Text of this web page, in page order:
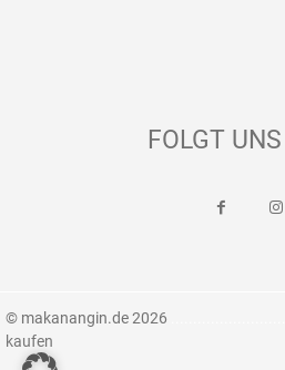
FOLGT UNS
© makanangin.de 2026
kaufen